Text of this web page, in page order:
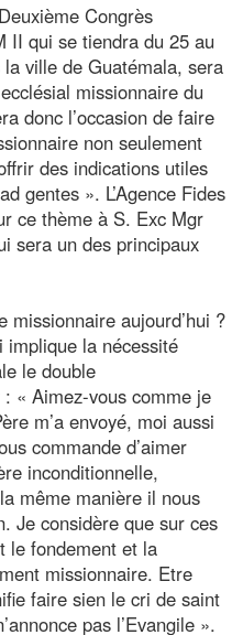
Congrès
II qui se tiendra du 25 au
ville de Guatémala, sera
missionnaire du
donc l’occasion de faire
non seulement
des indications utiles
gentes ». L’Agence Fides
ce thème à S. Exc Mgr
sera un des principaux
missionnaire aujourd’hui ?
implique la nécessité
le double
« Aimez-vous comme je
m’a envoyé, moi aussi
commande d’aimer
inconditionnelle,
même manière il nous
Je considère que sur ces
le fondement et la
missionnaire. Etre
faire sien le cri de saint
pas l’Evangile ».